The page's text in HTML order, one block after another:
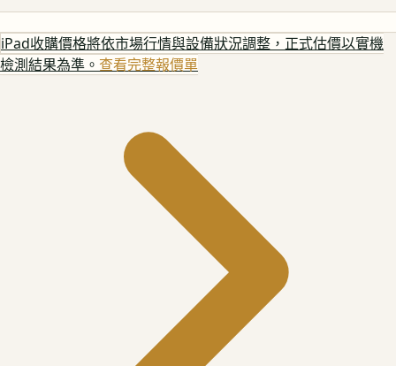
iPad收購價格將依市場行情與設備狀況調整，正式估價以實機
檢測結果為準。 查看完整報價單